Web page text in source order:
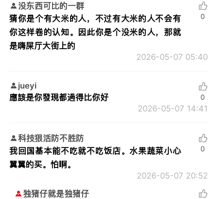
没东西可比的一群
猜你是个有大米的人，不过有大米的人不会有
你这样卷的认知。因此你是个没米的人，那就
是嗨屎厅大街上的
2026-05-07 05:40
0
jueyi
應該是你發現都過得比你好
2026-05-07 14:41
0
科技狠活防不胜防
我回国基本能不吃就不吃饭店。水果蔬菜小心
翼翼的买。怕啊。
2026-05-07 20:52
0
独猪仔就是独猪仔